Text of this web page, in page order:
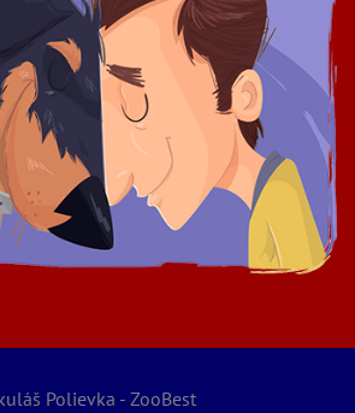
Polievka - ZooBest